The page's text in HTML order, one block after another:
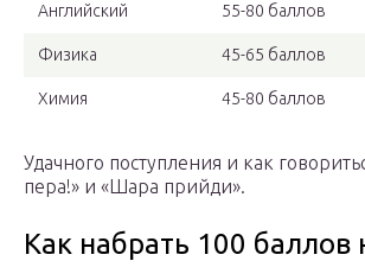
Английский 55-80 баллов
Физика 45-65 баллов
Химия 45-80 баллов
Удачного поступления и как
пера!» и «Шара прийди».
Как набрать 100 баллов